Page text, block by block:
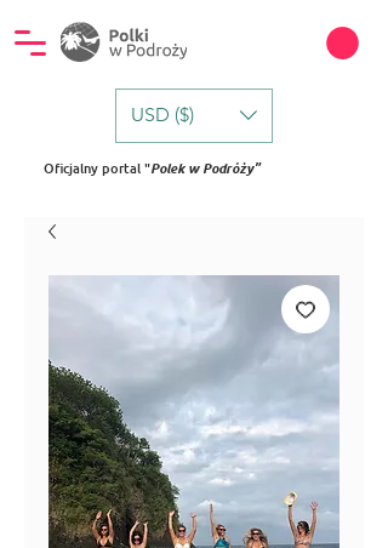
Oficjalny portal "Polek w Podróży"
USD ($)